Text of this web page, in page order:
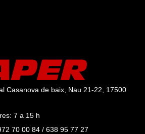
Casanova de baix, Nau 21-22, 17500
7 a 15 h
70 00 84 / 638 95 77 27